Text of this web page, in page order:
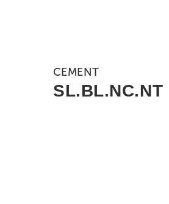
CEMENT
SL.BL.NC.NT